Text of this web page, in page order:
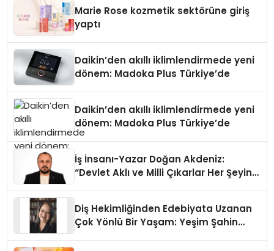
Marie Rose kozmetik sektörüne giriş
yaptı
Daikin’den akıllı iklimlendirmede yeni
dönem: Madoka Plus Türkiye’de
Daikin’den akıllı iklimlendirmede yeni
dönem: Madoka Plus Türkiye’de
İş İnsanı-Yazar Doğan Akdeniz:
“Devlet Aklı ve Milli Çıkarlar Her Şeyin
Diş Hekimliğinden Edebiyata Uzanan
Çok Yönlü Bir Yaşam: Yeşim Şahin